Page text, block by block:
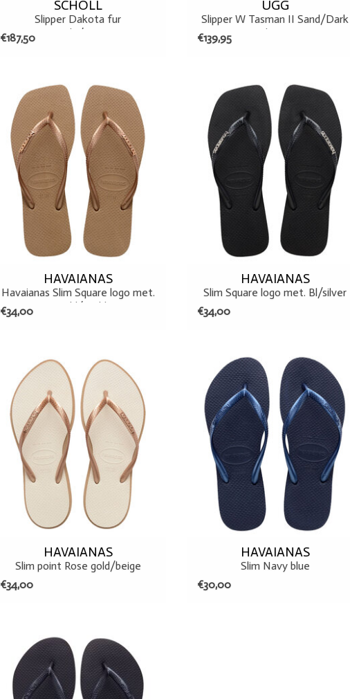
SCHOLL
Slipper Dakota fur
Leopardo/marrone
€187,50
UGG
Slipper W Tasman II Sand/Dark
cherry
€139,95
35/36
TOEVOEGEN AAN WINKELWAGEN
HAVAIANAS
Havaianas Slim Square logo met.
R.gold/r.gold
€34,00
37/38
HAVAIANAS
Slim Square logo met. Bl/silver
€34,00
HAVAIANAS
Slim point Rose gold/beige
€34,00
HAVAIANAS
Slim Navy blue
€30,00